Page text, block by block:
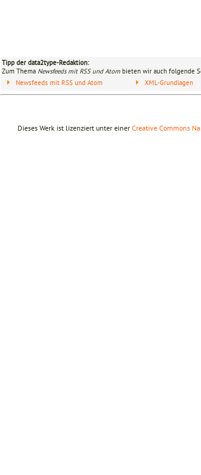
Tipp der data2type-Redaktion:
Zum Thema Newsfeeds mit RSS und Atom bieten wir auch folgende
Newsfeeds mit RSS und Atom
XML-Grundlagen
Dieses Werk ist lizenziert unter einer Creative Commons